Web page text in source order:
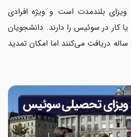
بلندمدت است و ویژه افرادی
در سوئیس را دارند. دانشجویان
دریافت می‌کنند اما امکان تمدید